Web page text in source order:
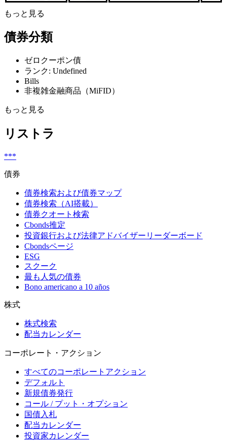
もっと見る
債券分類
ゼロクーポン債
ランク: Undefined
Bills
非複雑金融商品（MiFID）
もっと見る
リストラ
***
債券
債券検索および債券マップ
債券検索（AI搭載）
債券クオート検索
Cbonds推定
投資銀行および法律アドバイザーリーダーボード
Cbondsページ
ESG
スクーク
最も人気の債券
Bono americano a 10 años
株式
株式検索
配当カレンダー
コーポレート・アクション
すべてのコーポレートアクション
デフォルト
新規債券発行
コール / プット・オプション
国債入札
配当カレンダー
投資家カレンダー